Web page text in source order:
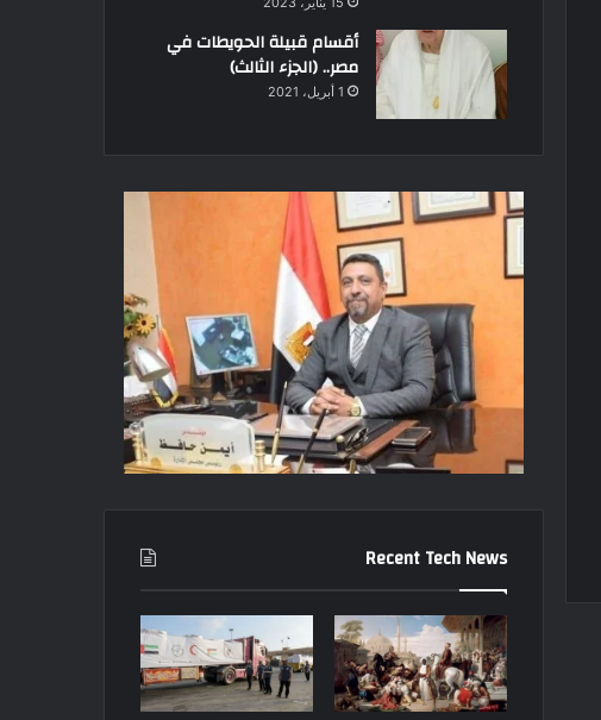
أقسام قبيلة الحويطات في
مصر.. (الجزء الثالث)
1 أبريل، 2021
Recent Tech News